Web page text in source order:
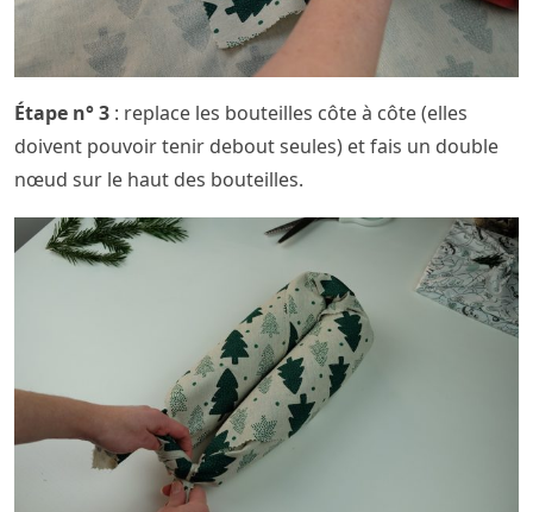
Étape n° 3 : replace les bouteilles côte à côte (elles
doivent pouvoir tenir debout seules) et fais un double
nœud sur le haut des bouteilles.